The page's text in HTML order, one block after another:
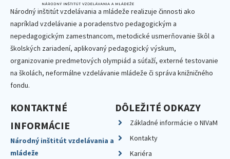
Národný inštitút vzdelávania a mládeže realizuje činnosti ako
napríklad vzdelávanie a poradenstvo pedagogickým a
nepedagogickým zamestnancom, metodické usmerňovanie škôl a
školských zariadení, aplikovaný pedagogický výskum,
organizovanie predmetových olympiád a súťaží, externé testovanie
na školách, neformálne vzdelávanie mládeže či správa knižničného
fondu.
KONTAKTNÉ
INFORMÁCIE
Národný inštitút vzdelávania a
mládeže
DÔLEŽITÉ ODKAZY
Základné informácie o NIVaM
Kontakty
Kariéra